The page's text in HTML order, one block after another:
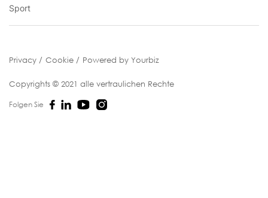
Sport
Privacy Cookie Powered by Yourbiz
Copyrights © 2021 alle vertraulichen Rechte
Folgen Sie